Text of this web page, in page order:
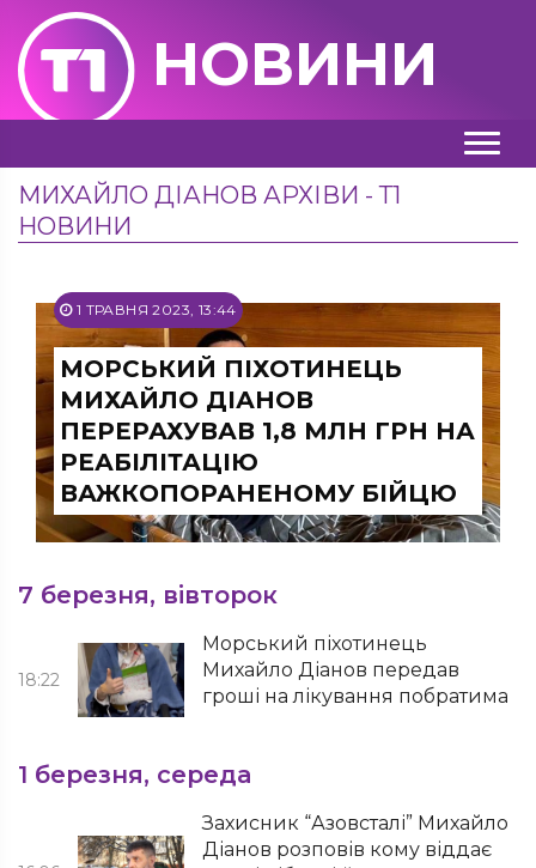
НОВИНИ
МИХАЙЛО ДІАНОВ АРХІВИ - Т1
НОВИНИ
1 ТРАВНЯ 2023, 13:44
МОРСЬКИЙ ПІХОТИНЕЦЬ
МИХАЙЛО ДІАНОВ
ПЕРЕРАХУВАВ 1,8 МЛН ГРН НА
РЕАБІЛІТАЦІЮ
ВАЖКОПОРАНЕНОМУ БІЙЦЮ
7 березня, вівторок
18:22
Морський піхотинець
Михайло Діанов передав
гроші на лікування побратима
1 березня, середа
Захисник “Азовсталі” Михайло
Діанов розповів кому віддає